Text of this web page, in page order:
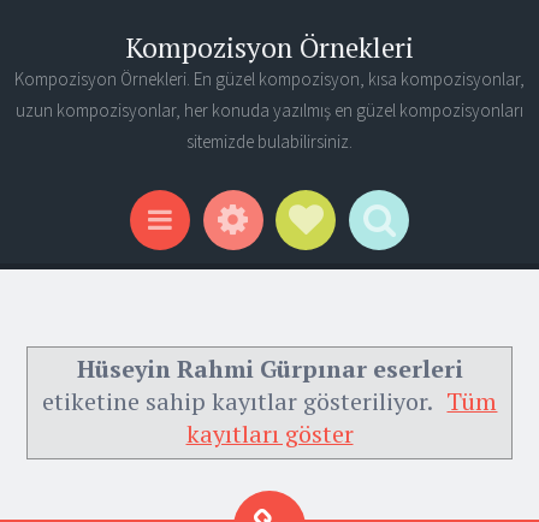
Kompozisyon Örnekleri
Kompozisyon Örnekleri. En güzel kompozisyon, kısa kompozisyonlar,
uzun kompozisyonlar, her konuda yazılmış en güzel kompozisyonları
sitemizde bulabilirsiniz.
Menu WidgetsSocial Links
Search
Hüseyin Rahmi Gürpınar eserleri
etiketine sahip kayıtlar gösteriliyor. Tüm
kayıtları göster